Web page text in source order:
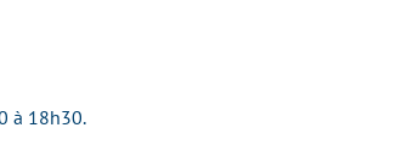
à 18h30.